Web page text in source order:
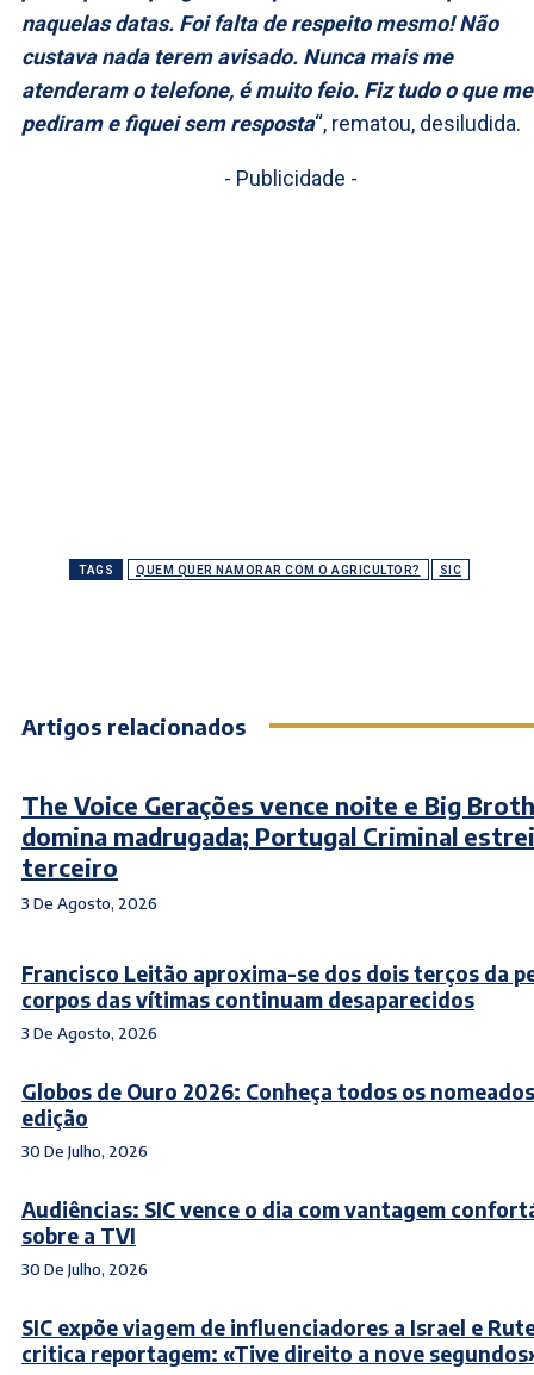
naquelas datas. Foi falta de respeito mesmo! Não
custava nada terem avisado. Nunca mais me
atenderam o telefone, é muito feio. Fiz tudo o que me
pediram e fiquei sem resposta“, rematou, desiludida.
- Publicidade -
TAGS QUEM QUER NAMORAR COM O AGRICULTOR? SIC
Artigos relacionados
The Voice Gerações vence noite e Big
domina madrugada; Portugal Criminal
terceiro
3 De Agosto, 2026
Francisco Leitão aproxima-se dos dois terços da
corpos das vítimas continuam desaparecidos
3 De Agosto, 2026
Globos de Ouro 2026: Conheça todos os
edição
30 De Julho, 2026
Audiências: SIC vence o dia com vantagem
sobre a TVI
30 De Julho, 2026
SIC expõe viagem de influenciadores a Israel e
critica reportagem: «Tive direito a nove